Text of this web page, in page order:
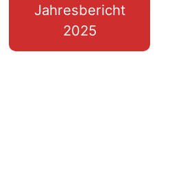
Jahresbericht
2025